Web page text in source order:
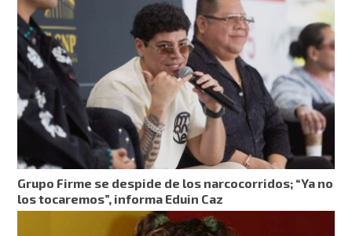
Grupo Firme se despide de los narcocorridos; “Ya no
los tocaremos”, informa Eduin Caz